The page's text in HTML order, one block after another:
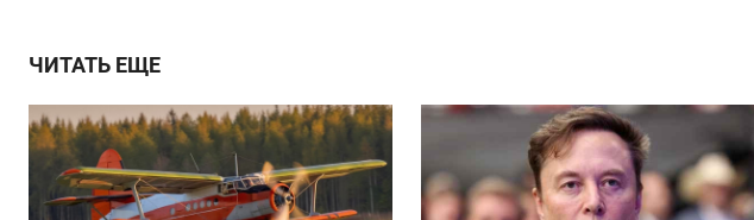
ЧИТАТЬ ЕЩЕ